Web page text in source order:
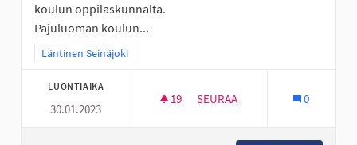
koulun oppilaskunnalta.
Pajuluoman koulun...
Rajaa tulokset teeman mukaan: Läntinen Seinäjoki
Läntinen Seinäjoki
LUONTIAIKA
30.01.2023
19 19 SEURAAJAA
SEURAA 0